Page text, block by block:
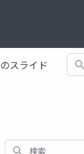
スライド 検索
検索